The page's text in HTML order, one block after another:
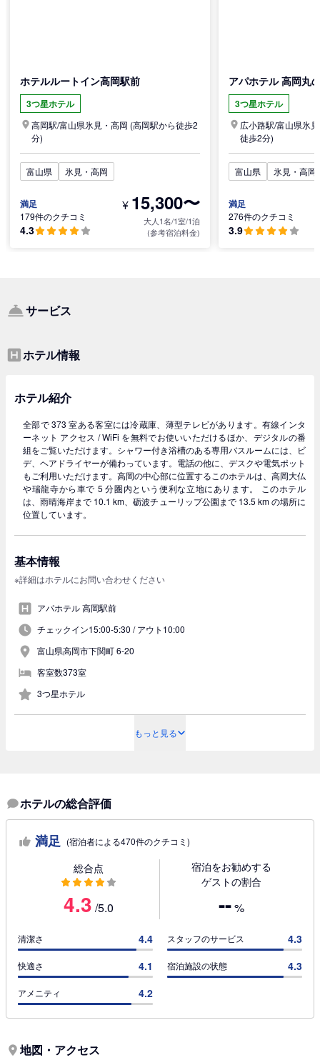
ホテルルートイン高岡駅前
3つ星ホテル
高岡駅/富山県氷見・高岡 (高岡駅から徒歩2
分)
富山県 氷見・高岡
満足
179件のクチコミ
4.3
¥ 15,300〜
大人1名/1室/1泊
(参考宿泊料金)
アパホテル 高岡丸
3つ星ホテル
広小路駅/富山県氷
徒歩2分)
富山県 氷見・高岡
満足
276件のクチコミ
3.9
サービス
ホテル情報
ホテル紹介
全部で 373 室ある客室には冷蔵庫、薄型テレビがあります。有線インタ
ーネット アクセス / WiFi を無料でお使いいただけるほか、デジタルの番
組をご覧いただけます。シャワー付き浴槽のある専用バスルームには、ビ
デ、ヘアドライヤーが備わっています。電話の他に、デスクや電気ポット
もご利用いただけます。高岡の中心部に位置するこのホテルは、高岡大仏
や瑞龍寺から車で 5 分圏内という便利な立地にあります。 このホテル
は、雨晴海岸まで 10.1 km、砺波チューリップ公園まで 13.5 km の場所に
位置しています。
基本情報
※詳細はホテルにお問い合わせください
アパホテル 高岡駅前
チェックイン15:00-5:30 /アウト10:00
富山県高岡市下関町 6-20
客室数373室
3つ星ホテル
もっと見る
ホテルの総合評価
満足 (宿泊者による470件のクチコミ)
総合点
4.3 /5.0
宿泊をお勧めする
ゲストの割合
--%
清潔さ 4.4 スタッフのサービス 4.3
快適さ 4.1 宿泊施設の状態 4.3
アメニティ 4.2
地図・アクセス